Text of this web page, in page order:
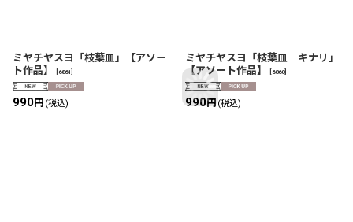
ミヤチヤスヨ「枝葉皿」【アソー
ト作品】
6861
990円 (税込)
ミヤチヤスヨ「枝葉皿 キナリ」
【アソート作品】
6860]
990円(税込)